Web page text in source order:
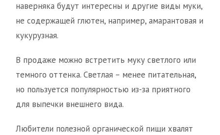
наверняка будут интересны и другие виды муки,
не содержащей глютен, например, амарантовая и
кукурузная.
В продаже можно встретить муку светлого или
темного оттенка. Светлая – менее питательная,
но пользуется популярностью из-за приятного
для выпечки внешнего вида.
Любители полезной органической пищи хвалят